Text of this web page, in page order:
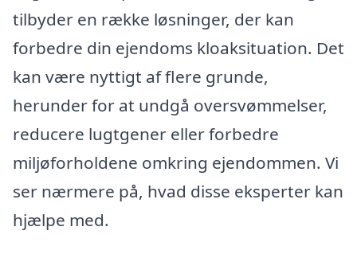
tilbyder en række løsninger, der kan
forbedre din ejendoms kloaksituation. Det
kan være nyttigt af flere grunde,
herunder for at undgå oversvømmelser,
reducere lugtgener eller forbedre
miljøforholdene omkring ejendommen. Vi
ser nærmere på, hvad disse eksperter kan
hjælpe med.